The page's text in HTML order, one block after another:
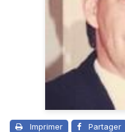
Imprimer Partager